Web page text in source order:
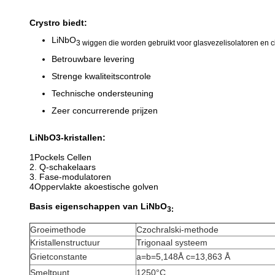
Crystro biedt:
LiNbO3 wiggen die worden gebruikt voor glasvezelisolatoren en
Betrouwbare levering
Strenge kwaliteitscontrole
Technische ondersteuning
Zeer concurrerende prijzen
LiNbO3-kristallen:
1Pockels Cellen
2. Q-schakelaars
3. Fase-modulatoren
4Oppervlakte akoestische golven
Basis eigenschappen van LiNbO3:
Groeimethode
Czochralski-methode
Kristallenstructuur
Trigonaal systeem
Grietconstante
a=b=5,148Å c=13,863 Å
Smeltpunt
1250°C